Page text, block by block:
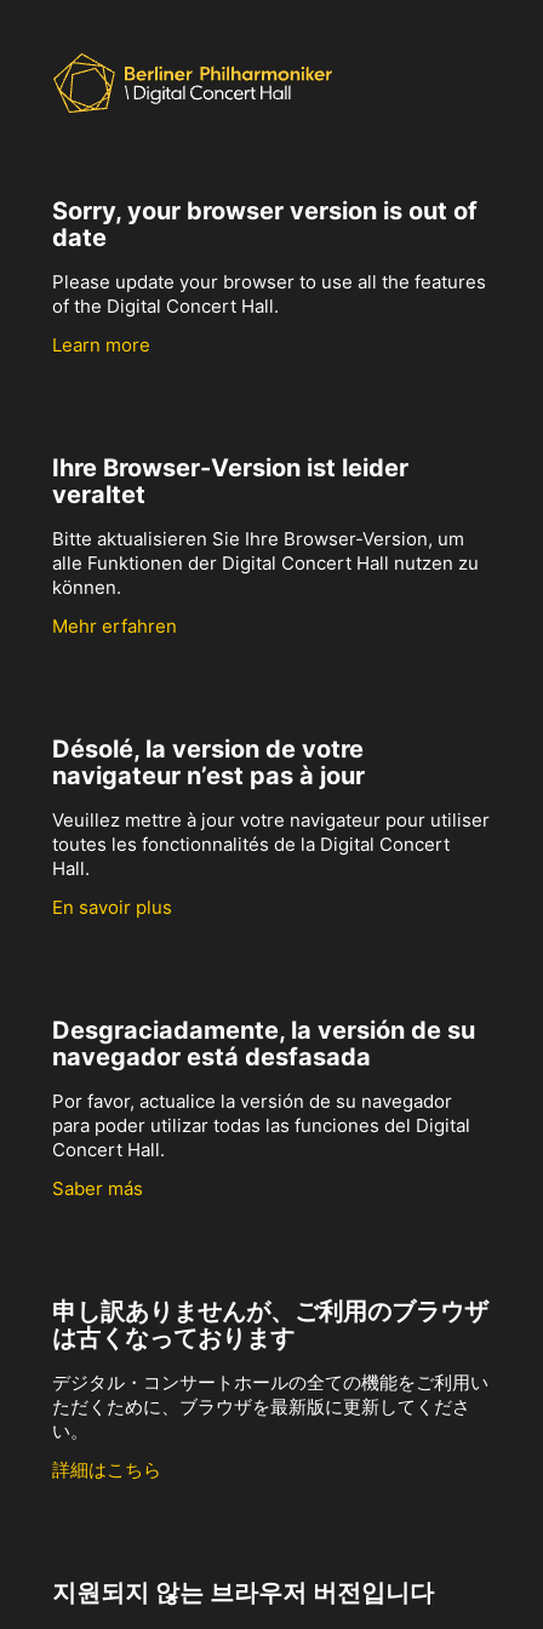
Sorry, your browser version is out of
date
Please update your browser to use all the features
of the Digital Concert Hall.
Learn more
Ihre Browser-Version ist leider
veraltet
Bitte aktualisieren Sie Ihre Browser-Version, um
alle Funktionen der Digital Concert Hall nutzen zu
können.
Mehr erfahren
Désolé, la version de votre
navigateur n’est pas à jour
Veuillez mettre à jour votre navigateur pour utiliser
toutes les fonctionnalités de la Digital Concert
Hall.
En savoir plus
Desgraciadamente, la versión de su
navegador está desfasada
Por favor, actualice la versión de su navegador
para poder utilizar todas las funciones del Digital
Concert Hall.
Saber más
申し訳ありませんが、ご利用のブラウザ
は古くなっております
デジタル・コンサートホールの全ての機能をご利用い
ただくために、ブラウザを最新版に更新してくださ
い。
詳細はこちら
지원되지 않는 브라우저 버전입니다